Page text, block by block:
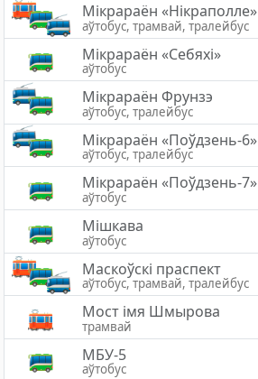
Мiкрараён «Нікраполле»
аўтобус, трамвай, тралейбус
Мікрараён «Себяхі»
аўтобус
Мікрараён Фрунзэ
аўтобус, тралейбус
Мікрараён «Поўдзень-6»
аўтобус, тралейбус
Мікрараён «Поўдзень-7»
аўтобус
Мішкава
аўтобус
Маскоўскі праспект
аўтобус, трамвай, тралейбус
Мост імя Шмырова
трамвай
МБУ-5
аўтобус